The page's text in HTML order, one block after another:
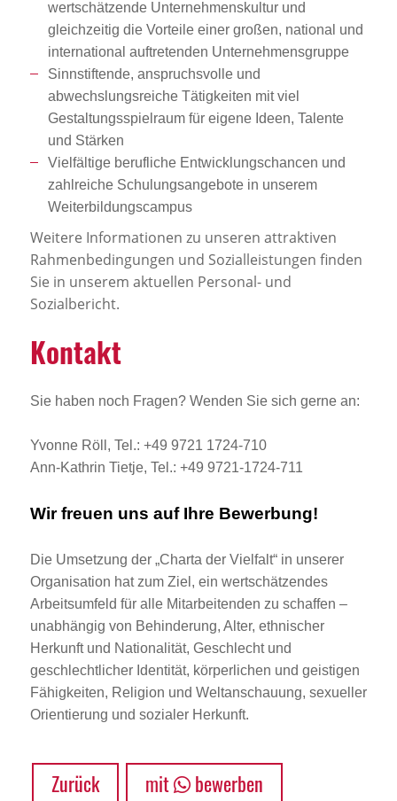
wertschätzende Unternehmenskultur und
gleichzeitig die Vorteile einer großen, national und
international auftretenden Unternehmensgruppe
Sinnstiftende, anspruchsvolle und
abwechslungsreiche Tätigkeiten mit viel
Gestaltungsspielraum für eigene Ideen, Talente
und Stärken
Vielfältige berufliche Entwicklungschancen und
zahlreiche Schulungsangebote in unserem
Weiterbildungscampus
Weitere Informationen zu unseren attraktiven
Rahmenbedingungen und Sozialleistungen finden
Sie in unserem aktuellen Personal- und
Sozialbericht.
Kontakt
Sie haben noch Fragen? Wenden Sie sich gerne an:
Yvonne Röll, Tel.: +49 9721 1724-710
Ann-Kathrin Tietje, Tel.: +49 9721-1724-711
Wir freuen uns auf Ihre Bewerbung!
Die Umsetzung der „Charta der Vielfalt“ in unserer
Organisation hat zum Ziel, ein wertschätzendes
Arbeitsumfeld für alle Mitarbeitenden zu schaffen –
unabhängig von Behinderung, Alter, ethnischer
Herkunft und Nationalität, Geschlecht und
geschlechtlicher Identität, körperlichen und geistigen
Fähigkeiten, Religion und Weltanschauung, sexueller
Orientierung und sozialer Herkunft.
Zurück mit
bewerben